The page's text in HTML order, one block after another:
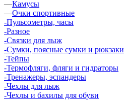
—Камусы
—Очки спортивные
-Пульсометры, часы
-Разное
-Связки для лыж
-Сумки, поясные сумки и рюкзаки
-Тейпы
-Термофляги, фляги и гидраторы
-Тренажеры, эспандеры
-Чехлы для лыж
-Чехлы и бахилы для обуви